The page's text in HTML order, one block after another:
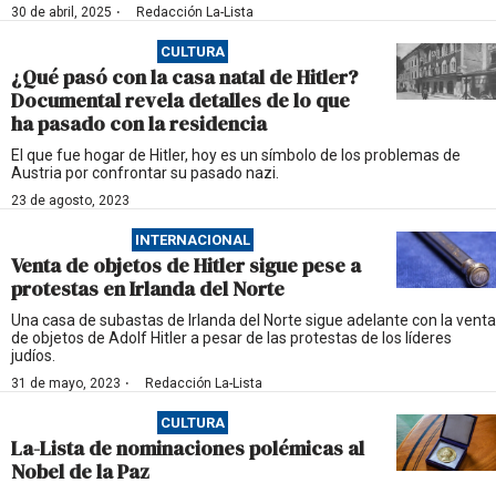
30 de abril, 2025 · Redacción La-Lista
CULTURA
¿Qué pasó con la casa natal de Hitler?
Documental revela detalles de lo que
ha pasado con la residencia
El que fue hogar de Hitler, hoy es un símbolo de los problemas de
Austria por confrontar su pasado nazi.
23 de agosto, 2023
INTERNACIONAL
Venta de objetos de Hitler sigue pese a
protestas en Irlanda del Norte
Una casa de subastas de Irlanda del Norte sigue adelante con la venta
de objetos de Adolf Hitler a pesar de las protestas de los líderes
judíos.
31 de mayo, 2023 · Redacción La-Lista
CULTURA
La-Lista de nominaciones polémicas al
Nobel de la Paz